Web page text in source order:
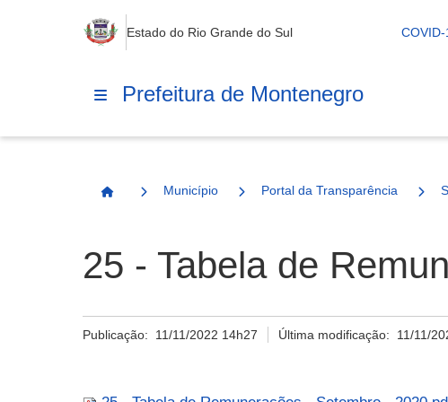
Estado do Rio Grande do Sul COVID-
Prefeitura de Montenegro
Página Inicial
Município Portal da Transparência
25 - Tabela de
Publicação: 11/11/2022 14h27 Última modificação: 11/11/